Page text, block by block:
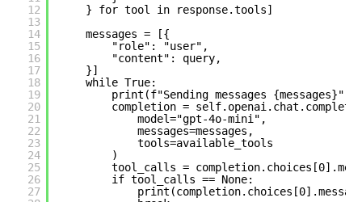
12
13
14
15
16
17
18
19
20
21
22
23
24
25
26
27
} for tool in response.tools]
messages = [{
"role": "user",
"content": query,
}]
while True:
print(f"Sending messages {messages}")
completion =
model="gpt-4o-mini",
messages=messages,
tools=available_tools
)
tool_calls =
if tool_calls == None: